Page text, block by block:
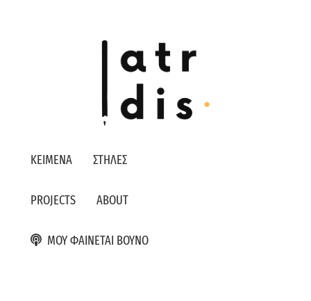
ΚΕΙΜΕΝΑ ΣΤΗΛΕΣ
PROJECTS ABOUT
ΜΟΥ ΦΑΙΝΕΤΑΙ ΒΟΥΝΟ